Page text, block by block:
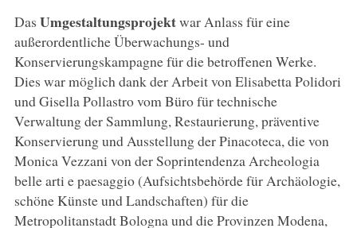
Das Umgestaltungsprojektwar Anlass für eine
außerordentliche Überwachungs- und
Konservierungskampagne für die betroffenen Werke.
Dies war möglich dank der Arbeit von Elisabetta Polidori
und Gisella Pollastro vom Büro für technische
Verwaltung der Sammlung, Restaurierung, präventive
Konservierung und Ausstellung der Pinacoteca, die von
Monica Vezzani von der Soprintendenza Archeologia
belle arti e paesaggio (Aufsichtsbehörde für Archäologie,
schöne Künste und Landschaften) für die
Metropolitanstadt Bologna und die Provinzen Modena,